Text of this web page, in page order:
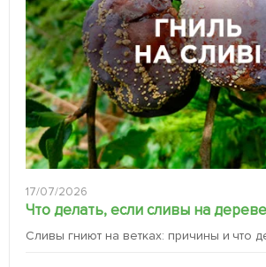
17/07/2026
Что делать, если сливы на
Сливы гниют на ветках: причины и что